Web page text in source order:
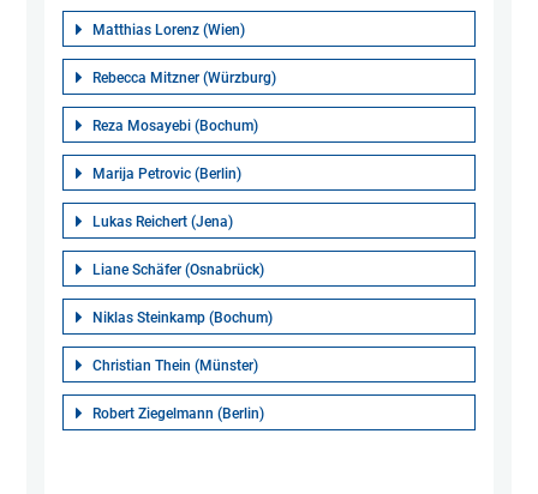
Matthias Lorenz (Wien)
Rebecca Mitzner (Würzburg)
Reza Mosayebi (Bochum)
Marija Petrovic (Berlin)
Lukas Reichert (Jena)
Liane Schäfer (Osnabrück)
Niklas Steinkamp (Bochum)
Christian Thein (Münster)
Robert Ziegelmann (Berlin)